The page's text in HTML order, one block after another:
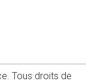
Tous droits de